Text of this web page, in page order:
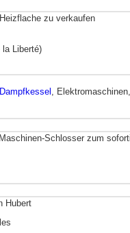
zu verkaufen
Liberté)
Dampfkessel ,
Schlosser zum
Hubert